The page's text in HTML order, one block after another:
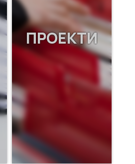
ПРОЕКТИ